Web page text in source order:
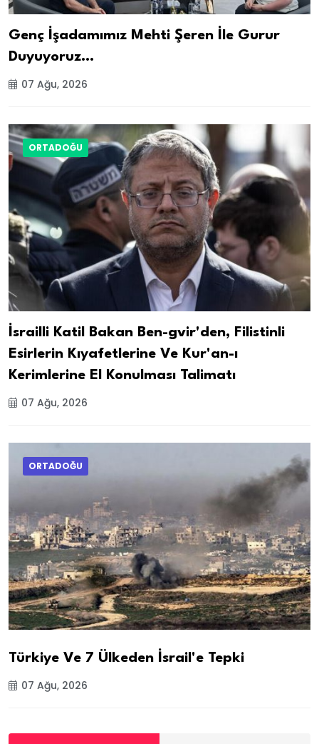
Genç İşadamımız Mehti Şeren İle Gurur
Duyuyoruz…
07 Ağu, 2026
ORTADOĞU
İsrailli Katil Bakan Ben-gvir'den, Filistinli
Esirlerin Kıyafetlerine Ve Kur'an-ı
Kerimlerine El Konulması Talimatı
07 Ağu, 2026
ORTADOĞU
Türkiye Ve 7 Ülkeden İsrail'e Tepki
07 Ağu, 2026